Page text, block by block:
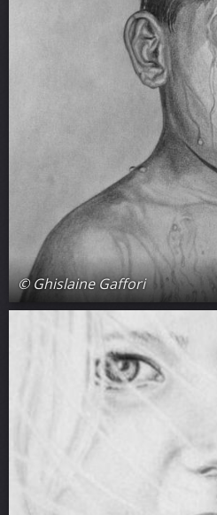
© Ghislaine Gaffori